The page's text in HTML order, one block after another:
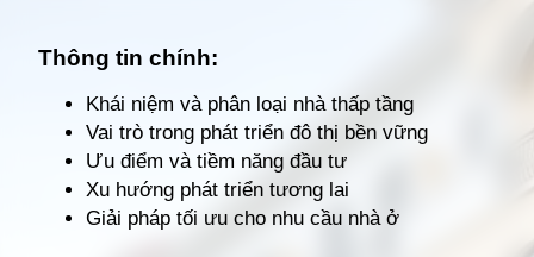
Thông tin chính:
Khái niệm và phân loại nhà thấp tầng
Vai trò trong phát triển đô thị bền vững
Ưu điểm và tiềm năng đầu tư
Xu hướng phát triển tương lai
Giải pháp tối ưu cho nhu cầu nhà ở